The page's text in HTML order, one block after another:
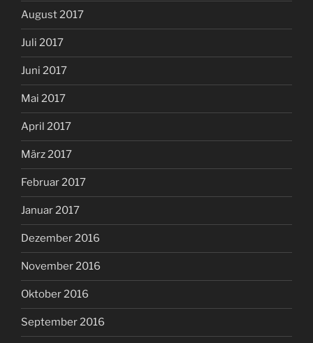
August 2017
Juli 2017
Juni 2017
Mai 2017
April 2017
März 2017
Februar 2017
Januar 2017
Dezember 2016
November 2016
Oktober 2016
September 2016